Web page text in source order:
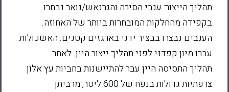
תהליך הייצור: ענבי הסירה והגרנאש/נואר נבחרו
בקפידה מהחלקות המובחרות ביותר של האחוזה.
הענבים נבצרו בבציר ידני בארגזים קטנים. האשכולות
עברו מיון קפדני לפני תהליך ייצור היין. לאחר
תהליך התסיסה היין עבר להתיישנות בחביות עץ אלון
צרפתיות גדולות בנפח של 600 ליטר, מרביתן